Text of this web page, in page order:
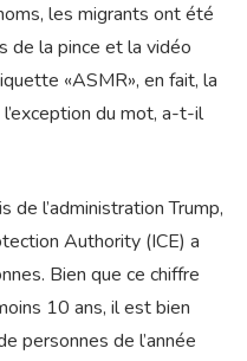
les migrants ont été
de la pince et la vidéo
«ASMR», en fait, la
du mot, a-t-il
l’administration Trump,
Authority (ICE) a
Bien que ce chiffre
10 ans, il est bien
personnes de l’année